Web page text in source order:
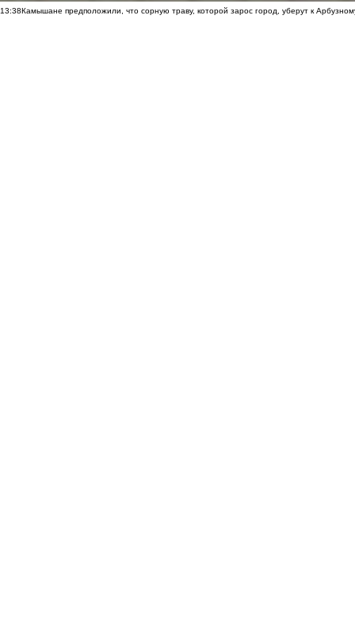
13:38Камышане предположили, что сорную траву, которой зарос город, уберут к